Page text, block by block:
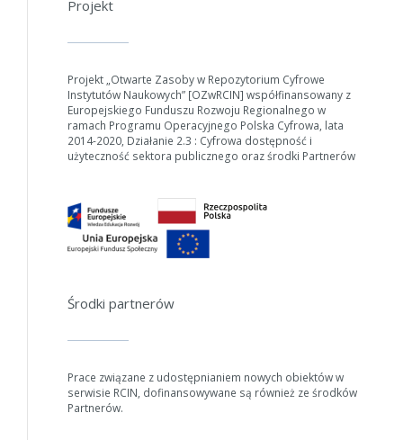
Projekt
Projekt „Otwarte Zasoby w Repozytorium Cyfrowe
Instytutów Naukowych” [OZwRCIN] współfinansowany z
Europejskiego Funduszu Rozwoju Regionalnego w
ramach Programu Operacyjnego Polska Cyfrowa, lata
2014-2020, Działanie 2.3 : Cyfrowa dostępność i
użyteczność sektora publicznego oraz środki Partnerów
Środki partnerów
Prace związane z udostępnianiem nowych obiektów w
serwisie RCIN, dofinansowywane są również ze środków
Partnerów.